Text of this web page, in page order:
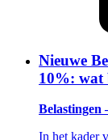
Nieuwe
10%: wat
Belastingen
In het kader